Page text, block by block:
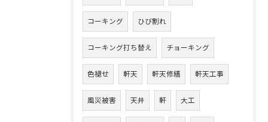
コーキング ひび割れ
コーキング打ち替え チョーキング
色褪せ 軒天 軒天修繕 軒天工事
風災被害 天井 軒 大工